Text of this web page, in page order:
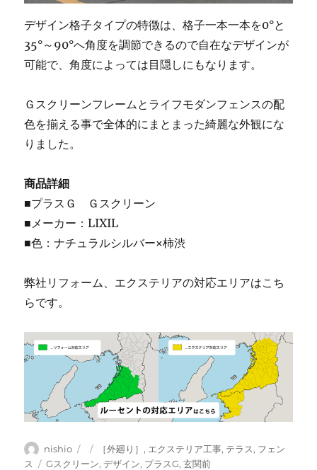
デザイン格子タイプの特徴は、格子一本一本を0°と
35°～90°へ角度を調節できるので自在なデザインが
可能で、角度によっては目隠しにもなります。
Ｇスクリーンフレームとライフモダンフェンスの配
色を揃える事で全体的にまとまった綺麗な外観にな
りました。
商品詳細
■プラスＧ Ｇスクリーン
■メーカー：LIXIL
■色：ナチュラルシルバー×柿渋
弊社リフォーム、エクステリアの対応エリアはこち
らです。
投
稿
nishio
投
稿
カ
テ
［外廻り］ , エクステリア工事, テラス, フェン
ス
タ
Gスクリーン,デザイン, プラスG,玄関前